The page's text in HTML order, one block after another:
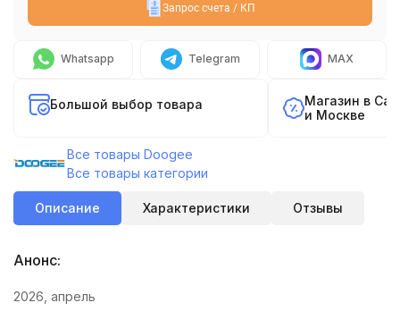
Запрос счета / КП
Whatsapp Telegram MAX
Большой выбор товара
Магазин в
и Москве
Все товары Doogee
Все товары категории
Описание Характеристики Отзывы
Анонс:
2026, апрель